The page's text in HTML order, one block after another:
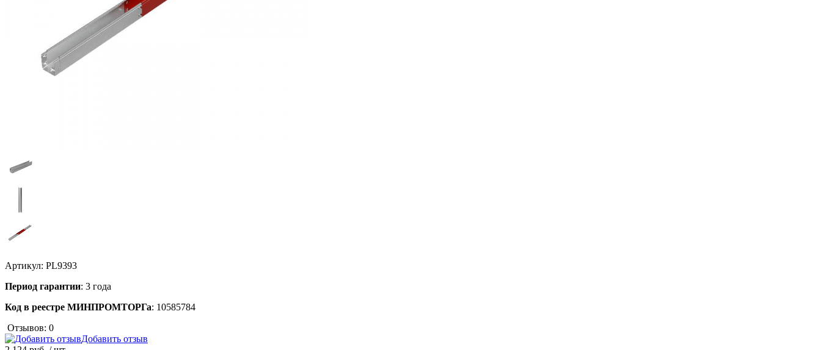
Артикул: PL9393
Период гарантии: 3 года
Код в реестре МИНПРОМТОРГа: 10585784
Отзывов: 0
Добавить отзыв